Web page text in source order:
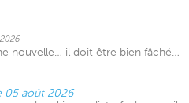
nouvelle… il doit être bien fâché…
05 août 2026